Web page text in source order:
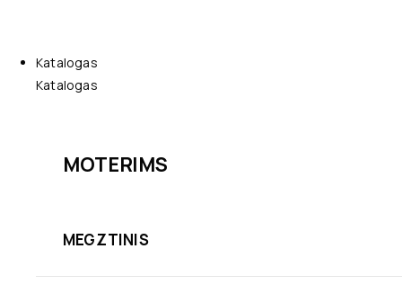
Katalogas
Katalogas
MOTERIMS
MEGZTINIS